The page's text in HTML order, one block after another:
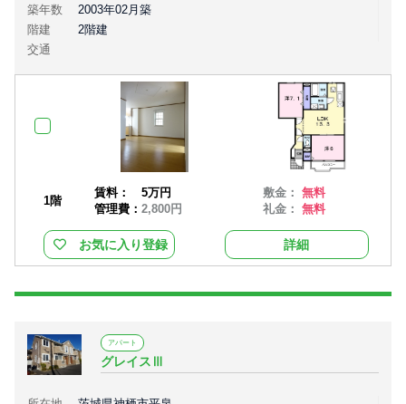
築年数
2003年02月築
階建
2階建
交通
1階
賃料：
5万円
管理費： 2,800円
敷金：無料
礼金：無料
お気に入り登録 詳細
アパート
グレイスⅢ